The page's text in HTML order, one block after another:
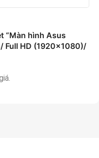
“Màn hình Asus
Full HD (1920×1080)/